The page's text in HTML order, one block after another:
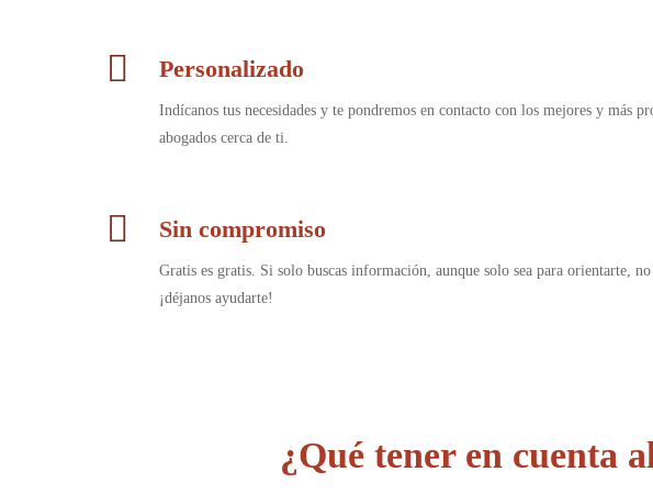
Personalizado
Indícanos tus necesidades y te pondremos en contacto con los mejores y más
abogados cerca de ti.
Sin compromiso
Gratis es gratis. Si solo buscas información, aunque solo sea para orientarte,
¡déjanos ayudarte!
¿Qué tener en cuenta